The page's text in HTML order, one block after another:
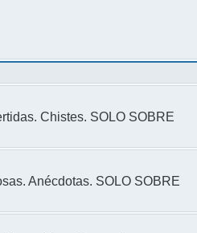
Chistes. SOLO SOBRE
Anécdotas. SOLO SOBRE